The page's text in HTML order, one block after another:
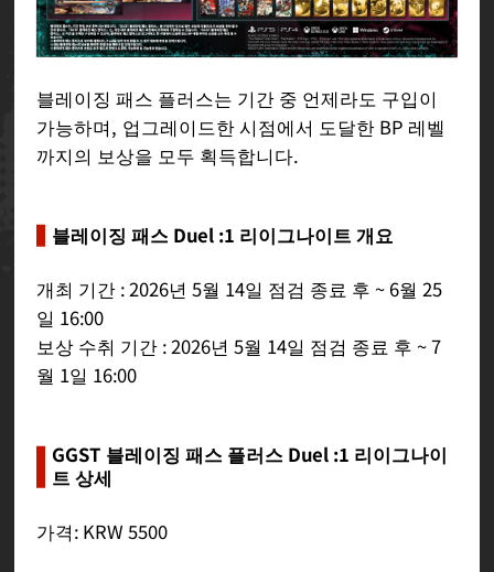
블레이징 패스 플러스는 기간 중 언제라도 구입이
가능하며, 업그레이드한 시점에서 도달한 BP 레벨
까지의 보상을 모두 획득합니다.
블레이징 패스 Duel :1 리이그나이트 개요
개최 기간 : 2026년 5월 14일 점검 종료 후 ~ 6월 25
일 16:00
보상 수취 기간 : 2026년 5월 14일 점검 종료 후 ~ 7
월 1일 16:00
GGST 블레이징 패스 플러스 Duel :1 리이그나이
트 상세
가격: KRW 5500